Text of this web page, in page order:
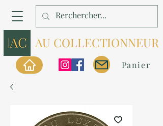
AU COLLECTIONNEUR
Panier